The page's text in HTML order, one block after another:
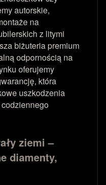
autorskie,
na
z litymi
biżuteria premium
odpornością na
oferujemy
która
uszkodzenia
ziemi –
diamenty,